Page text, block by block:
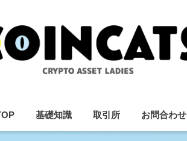
基礎知識 取引所 お問合わせ